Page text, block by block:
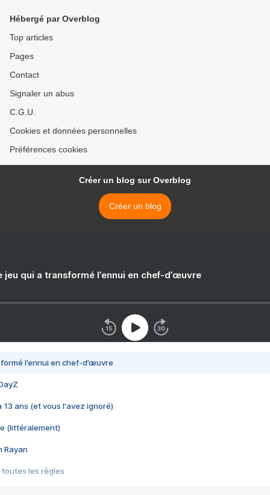
Hébergé par Overblog
Top articles
Pages
Contact
Signaler un abus
C.G.U.
Cookies et données personnelles
Préférences cookies
Créer un blog sur Overblog
Créer un blog
jeu qui a transformé l’ennui en chef-d’œuvre
l’ennui en chef-d’œuvre
13 ans (et vous l'avez ignoré)
(littéralement)
Rayan
toutes les règles